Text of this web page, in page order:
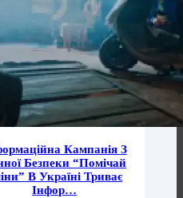
Кампанія З
Безпеки “Помічай
В Україні Триває
Інфор…